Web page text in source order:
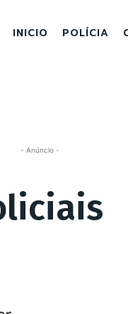
INICIO POLÍCIA
- Anúncio -